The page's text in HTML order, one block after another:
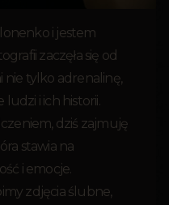
i jestem
zaczęła się od
tylko adrenalinę,
i ich historii.
dziś zajmuję
stawia na
i emocje.
zdjęcia ślubne,